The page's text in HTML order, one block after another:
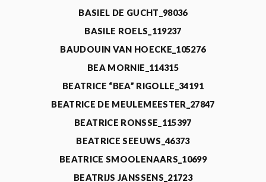
BASIEL DE GUCHT_98036
BASILE ROELS_119237
BAUDOUIN VAN HOECKE_105276
BEA MORNIE_114315
BEATRICE “BEA” RIGOLLE_34191
BEATRICE DE MEULEMEESTER_27847
BEATRICE RONSSE_115397
BEATRICE SEEUWS_46373
BEATRICE SMOOLENAARS_10699
BEATRIJS JANSSENS_21723